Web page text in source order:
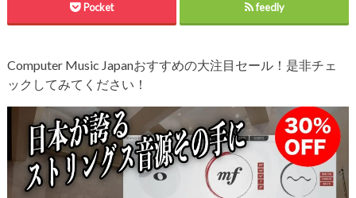
Pocket feedly
Computer Music Japanおすすめの大注目セール！是非チェ
ックしてみてください！